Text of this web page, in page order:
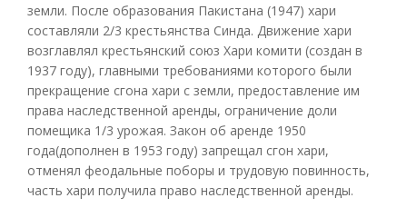
земли. После образования Пакистана (1947) хари
составляли 2/3 крестьянства Синда. Движение хари
возглавлял крестьянский союз Хари комити (создан в
1937 году), главными требованиями которого были
прекращение сгона хари с земли, предоставление им
права наследственной аренды, ограничение доли
помещика 1/3 урожая. Закон об аренде 1950
года(дополнен в 1953 году) запрещал сгон хари,
отменял феодальные поборы и трудовую повинность,
часть хари получила право наследственной аренды.